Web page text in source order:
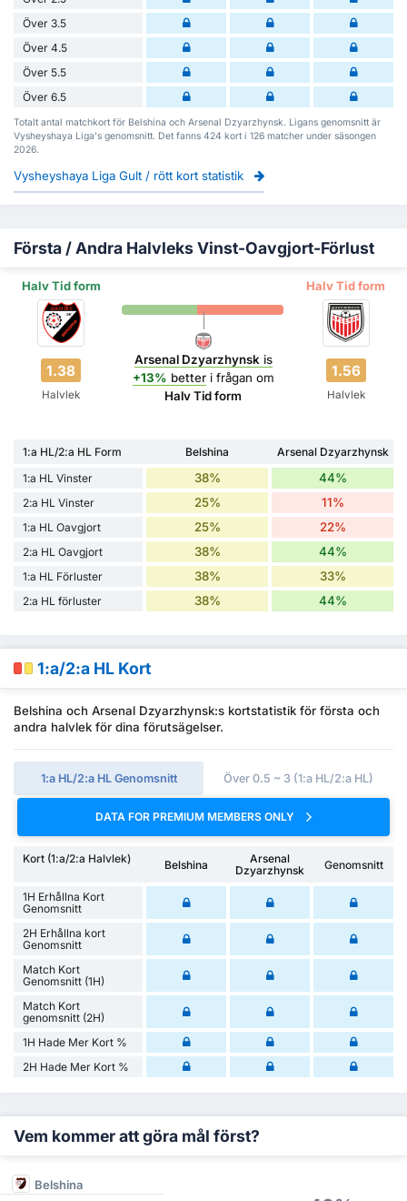
Över 3.5
Över 4.5
Över 5.5
Över 6.5
Totalt antal matchkort för Belshina och Arsenal Dzyarzhynsk. Ligans genomsnitt är
Vysheyshaya Liga's genomsnitt. Det fanns 424 kort i 126 matcher under säsongen
2026.
Vysheyshaya Liga Gult / rött kort statistik
Första / Andra Halvleks Vinst-Oavgjort-Förlust
Halv Tid form Halv Tid form
1.38
Halvlek
Arsenal Dzyarzhynsk is
+13% betteri frågan om
Halv Tid form
1.56
Halvlek
1:a HL/2:a HL Form Belshina
Arsenal Dzyarzhynsk
1:a HL Vinster
38% 44%
2:a HL Vinster 25% 11%
1:a HL Oavgjort 25% 22%
2:a HL Oavgjort 38% 44%
1:a HL Förluster 38% 33%
2:a HL förluster 38% 44%
1:a/2:a HL Kort
Belshina och Arsenal Dzyarzhynsk:s kortstatistik för första och
andra halvlek för dina förutsägelser.
1:a HL/2:a HL Genomsnitt Över 0.5 ~ 3 (1:a HL/2:a HL)
DATA FOR PREMIUM MEMBERS ONLY
Kort (1:a/2:a Halvlek) Belshina
Arsenal
Dzyarzhynsk
Genomsnitt
1H Erhållna Kort
Genomsnitt
2H Erhållna kort
Genomsnitt
Match Kort
Genomsnitt (1H)
Match Kort
genomsnitt (2H)
1H Hade Mer Kort %
2H Hade Mer Kort %
Vem kommer att göra mål först?
Belshina